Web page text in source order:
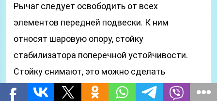
Рычаг следует освободить от всех
элементов передней подвески. К ним
относят шаровую опору, стойку
стабилизатора поперечной устойчивости.
Стойку снимают, это можно сделать
ключами на 12, после чего её следует снять.